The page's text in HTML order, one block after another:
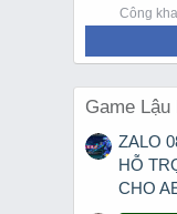
Công
Game Lậu
ZALO
HỖ
CHO